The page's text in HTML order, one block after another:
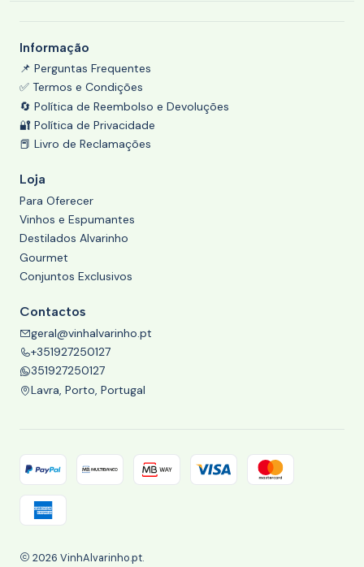
Informação
📌 Perguntas Frequentes
✅ Termos e Condições
🔄 Política de Reembolso e Devoluções
🔐 Política de Privacidade
📕 Livro de Reclamações
Loja
Para Oferecer
Vinhos e Espumantes
Destilados Alvarinho
Gourmet
Conjuntos Exclusivos
Contactos
geral@vinhalvarinho.pt
+351927250127
351927250127
Lavra, Porto, Portugal
2026 VinhAlvarinho.pt.